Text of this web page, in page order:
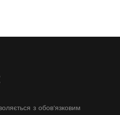
з обов'язковим